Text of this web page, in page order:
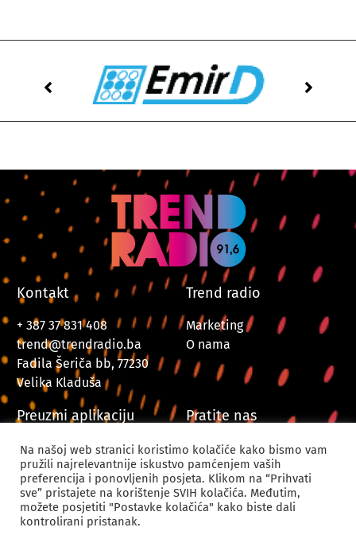
Kontakt
+ 387 37 831 408
trend@trendradio.ba
Fadila Šeriča bb, 77230
Velika Kladuša
Trend radio
Marketing
O nama
Preuzmi aplikaciju Pratite nas
Na našoj web stranici koristimo kolačiće kako bismo vam
pružili najrelevantnije iskustvo pamćenjem vaših
preferencija i ponovljenih posjeta. Klikom na “Prihvati
sve” pristajete na korištenje SVIH kolačića. Međutim,
možete posjetiti "Postavke kolačića" kako biste dali
kontrolirani pristanak.